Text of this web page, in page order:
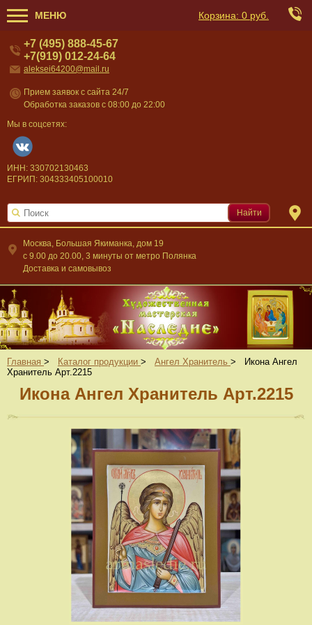
МЕНЮ Корзина: 0 руб.
Москва, Большая Якиманка, дом 19
c 9.00 до 20.00, 3 минуты от метро Полянка
Доставка и самовывоз
+7 (495) 888-45-67
+7(919) 012-24-64
aleksei64200@mail.ru
Прием заявок с сайта 24/7
Обработка заказов с 08:00 до 22:00
Мы в соцсетях:
ИНН: 330702130463
ЕГРИП: 304333405100010
Найти
Главная > Каталог продукции > Ангел Хранитель >
Икона Ангел
Хранитель Арт.2215
Икона Ангел Хранитель Арт.2215